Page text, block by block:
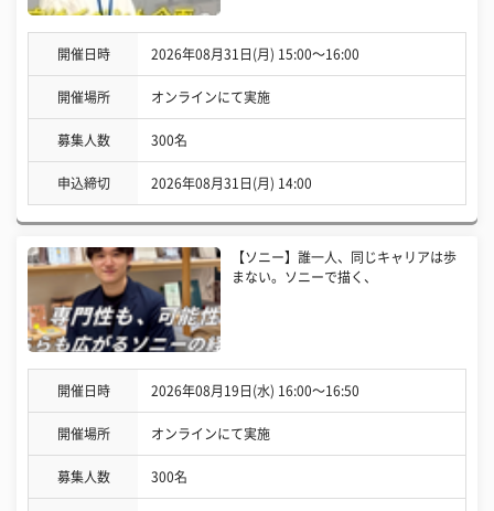
開催日時 2026年08月31日(月) 15:00〜16:00
開催場所 オンラインにて実施
募集人数 300名
申込締切 2026年08月31日(月) 14:00
【ソニー】誰一人、同じキャリアは歩
まない。ソニーで描く、
開催日時 2026年08月19日(水) 16:00〜16:50
開催場所 オンラインにて実施
募集人数 300名